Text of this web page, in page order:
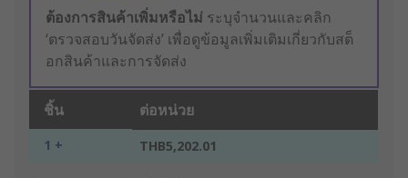
ต้องการสินค้าเพิ่มหรือไม่ ระบุจำนวนและคลิก
‘ตรวจสอบวันจัดส่ง’ เพื่อดูข้อมูลเพิ่มเติมเกี่ยวกับสต็
อกสินค้าและการจัดส่ง
ชิ้น ต่อหน่วย
1 + THB5,202.01